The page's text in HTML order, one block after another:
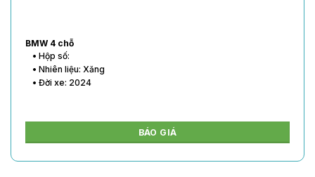
BMW 4 chỗ
• Hộp số:
• Nhiên liệu: Xăng
• Đời xe: 2024
BÁO GIÁ